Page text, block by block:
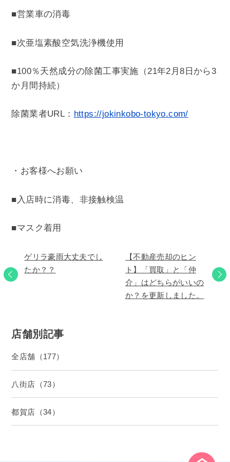
■営業車の消毒
■次亜塩素酸空気洗浄機使用
■100％天然成分の除菌工事実施（21年2月8日から3
か月間持続）
除菌業者URL： https://jokinkobo-tokyo.com/
・お客様へお願い
■入店時に消毒、非接触検温
■マスク着用
ゲリラ豪雨大丈夫でし
たか？？
【不動産売却のヒン
ト】「買取」と「仲
介」はどちらがいいの
か？を更新しました。
店舗別記事
全店舗（177）
八街店（73）
都賀店（34）